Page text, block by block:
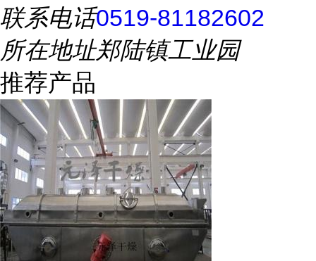
联系电话0519-81182602
所在地址郑陆镇工业园
推荐产品